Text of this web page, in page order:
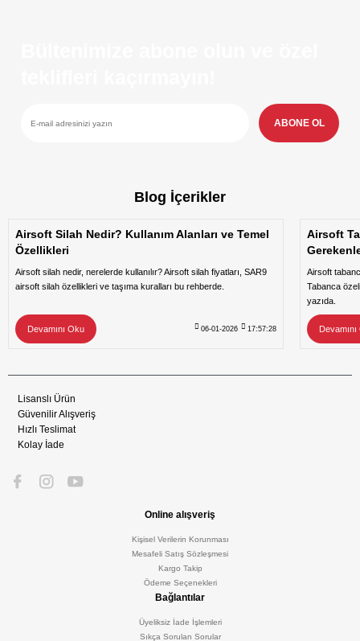
ABONE OL
Blog İçerikler
Airsoft Silah Nedir? Kullanım Alanları ve Temel
Özellikleri
Airsoft silah nedir, nerelerde kullanılır? Airsoft silah fiyatları, SAR9
airsoft silah özellikleri ve taşıma kuralları bu rehberde.
Devamını Oku 06-01-2026 17:57:28
Airsoft
Airsoft
Tabanca
yazıda.
Lisanslı Ürün
Güvenilir Alışveriş
Hızlı Teslimat
Kolay İade
Online alışveriş
Kişisel Verilerin Korunması
Mesafeli Satış Sözleşmesi
Kargo Takip
Ödeme Seçenekleri
Bağlantılar
Üyeliksiz İade İşlemleri
Sıkça Sorulan Sorular